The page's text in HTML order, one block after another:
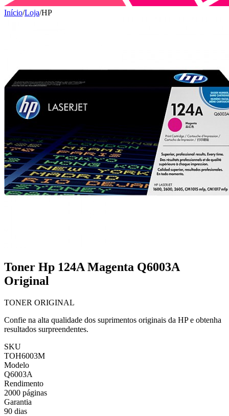
Início/Loja/HP
Toner Hp 124A Magenta Q6003A
Original
TONER ORIGINAL
Confie na alta qualidade dos suprimentos originais da HP e obtenha
resultados surpreendentes.
SKU
TOH6003M
Modelo
Q6003A
Rendimento
2000 páginas
Garantia
90 dias